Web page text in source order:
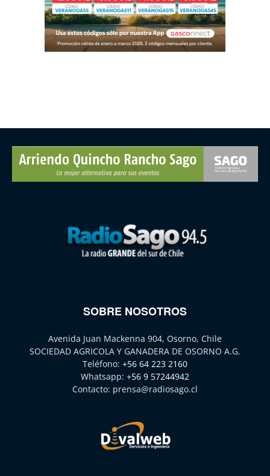
SOBRE NOSOTROS
Avenida Juan Mackenna 904, Osorno, Chile
SOCIEDAD AGRICOLA Y GANADERA DE OSORNO A.G.
Teléfono: +56 64 223 2160
Whatsapp: +56 9 57244942
Contacto: prensa@radiosago.cl